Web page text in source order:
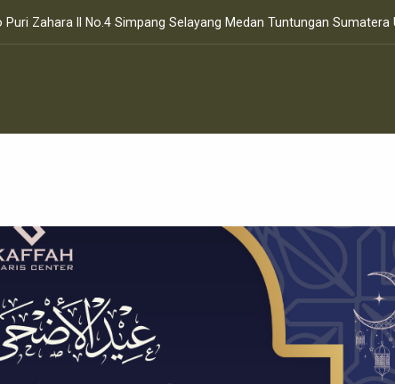
Puri Zahara II No.4 Simpang Selayang Medan Tuntungan Sumatera